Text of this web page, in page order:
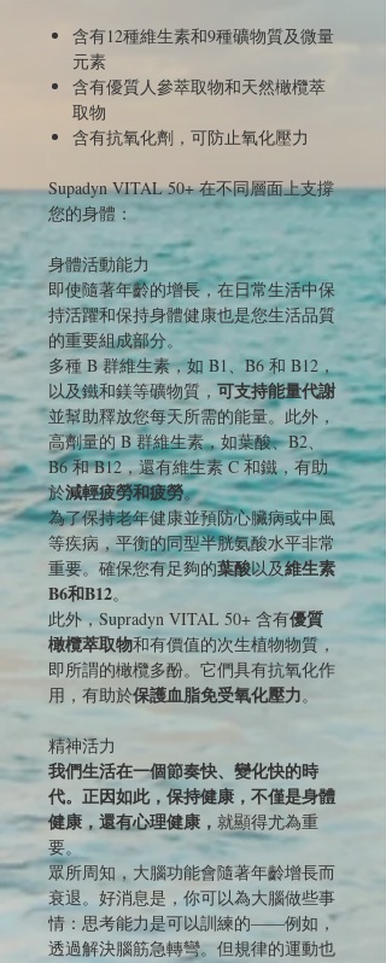
含有12種維生素和9種礦物質及微量
元素
含有優質人參萃取物和天然橄欖萃
取物
含有抗氧化劑，可防止氧化壓力
Supadyn VITAL 50+ 在不同層面上支撐
您的身體：
身體活動能力
即使隨著年齡的增長，在日常生活中保
持活躍和保持身體健康也是您生活品質
的重要組成部分。
多種 B 群維生素，如 B1、B6 和 B12，
以及鐵和鎂等礦物質，可支持能量代謝
並幫助釋放您每天所需的能量。此外，
高劑量的 B 群維生素，如葉酸、B2、
B6 和 B12，還有維生素 C 和鐵，有助
於減輕疲勞和疲勞。
為了保持老年健康並預防心臟病或中風
等疾病，平衡的同型半胱氨酸水平非常
重要。確保您有足夠的葉酸以及維生素
B6和B12。
此外，Supradyn VITAL 50+ 含有優質
橄欖萃取物和有價值的次生植物物質，
即所謂的橄欖多酚。它們具有抗氧化作
用，有助於保護血脂免受氧化壓力。
精神活力
我們生活在一個節奏快、變化快的時
代。正因如此，保持健康，不僅是身體
健康，還有心理健康， 就顯得尤為重
要。
眾所周知，大腦功能會隨著年齡增長而
衰退。好消息是，你可以為大腦做些事
情：思考能力是可以訓練的——例如，
透過解決腦筋急轉彎。但規律的運動也